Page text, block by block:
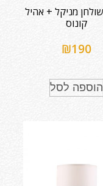
מניקל + אהיל
קונוס
₪190
הוספה לסל